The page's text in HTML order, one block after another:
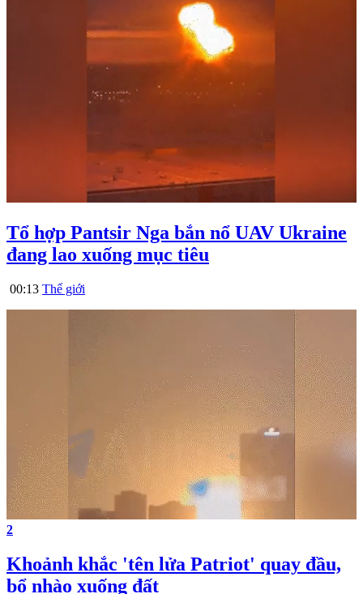
Tổ hợp Pantsir Nga bắn nổ UAV Ukraine
đang lao xuống mục tiêu
00:13 Thế giới
2
Khoảnh khắc 'tên lửa Patriot' quay đầu,
bổ nhào xuống đất